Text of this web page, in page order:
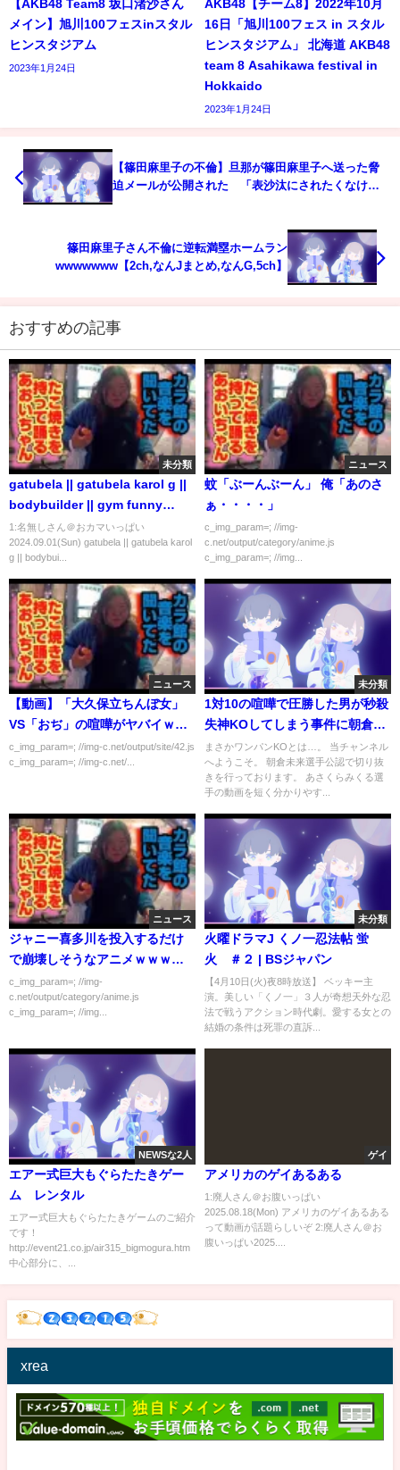
【AKB48 Team8 坂口渚沙さん
メイン】旭川100フェスinスタル
ヒンスタジアム
2023年1月24日
AKB48【チーム8】2022年10月
16日「旭川100フェス in スタル
ヒンスタジアム」 北海道 AKB48
team 8 Asahikawa festival in
Hokkaido
2023年1月24日
【篠田麻里子の不倫】旦那が篠田麻里子へ送った脅
迫メールが公開された 「表沙汰にされたくなけれ
篠田麻里子さん不倫に逆転満塁ホームラン
wwwwwww【2ch,なんJまとめ,なんG,5ch】
おすすめの記事
未分類
gatubela || gatubela karol g ||
bodybuilder || gym funny
video || gay bodybuilder ||
#shorts #gay 💪💪
1:名無しさん＠おカマいっぱい
2024.09.01(Sun) gatubela || gatubela karol
g || bodybui...
ニュース
蚊「ぶーんぶーん」 俺「あのさ
ぁ・・・・」
c_img_param=; //img-
c.net/output/category/anime.js
c_img_param=; //img...
ニュース
【動画】「大久保立ちんぼ女」
VS「おぢ」の喧嘩がヤバイｗｗ
ｗｗｗｗｗｗ
c_img_param=; //img-c.net/output/site/42.js
c_img_param=; //img-c.net/...
未分類
1対10の喧嘩で圧勝した男が秒殺
失神KOしてしまう事件に朝倉未
来も絶句する！ブレイキングダ
ウンのオーディション。
まさかワンパンKOとは…。 当チャンネル
へようこそ。 朝倉未来選手公認で切り抜
きを行っております。 あさくらみくる選
手の動画を短く分かりやす...
ニュース
ジャニー喜多川を投入するだけ
で崩壊しそうなアニメｗｗｗｗ
ｗ
c_img_param=; //img-
c.net/output/category/anime.js
c_img_param=; //img...
未分類
火曜ドラマJ くノ一忍法帖 蛍
火 ＃２ | BSジャパン
【4月10日(火)夜8時放送】 ベッキー主
演。美しい「くノ一」３人が奇想天外な忍
法で戦うアクション時代劇。愛する女との
結婚の条件は死罪の直訴...
NEWSな2人
エアー式巨大もぐらたたきゲー
ム レンタル
エアー式巨大もぐらたたきゲームのご紹介
です！
http://event21.co.jp/air315_bigmogura.htm
中心部分に、...
ゲイ
アメリカのゲイあるある
1:廃人さん＠お腹いっぱい
2025.08.18(Mon) アメリカのゲイあるある
って動画が話題らしいぞ 2:廃人さん＠お
腹いっぱい2025....
xrea